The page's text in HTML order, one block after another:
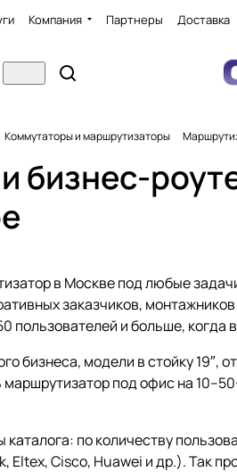
Компания Партнеры Доставка
Коммутаторы и маршрутизаторы
бизнес-
в Москве под любые
заказчиков,
пользователей и больше, когда
бизнеса, модели в стойку
маршрутизатор под офис на
по количеству
Eltex, Cisco, Huawei и др.). Так